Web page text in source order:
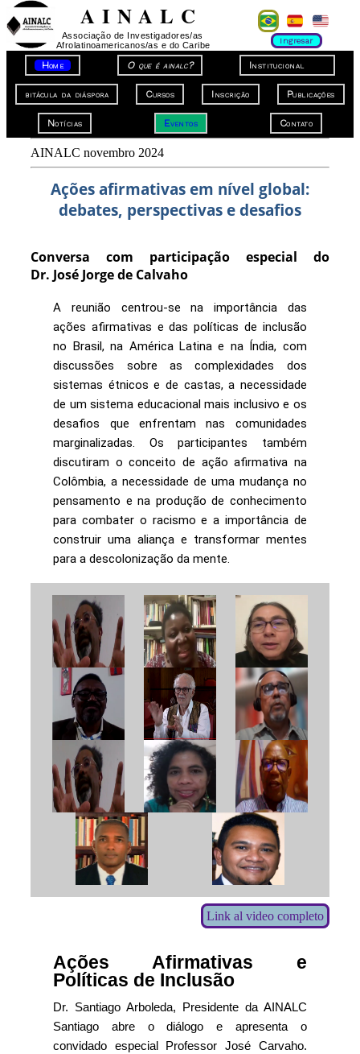
A I N A L C
Associação de Investigadores/as
Afrolatinoamericanos/as e do Caribe
Ingresar
Home O que é ainalc? Institucional
bitácula da diáspora Cursos Inscrição Publicações
Notícias Eventos Contato
AINALC novembro 2024
Ações afirmativas em nível global:
debates, perspectivas e desafios
Conversa com participação especial do
Dr. José Jorge de Calvaho
A reunião centrou-se na importância das
ações afirmativas e das políticas de inclusão
no Brasil, na América Latina e na Índia, com
discussões sobre as complexidades dos
sistemas étnicos e de castas, a necessidade
de um sistema educacional mais inclusivo e os
desafios que enfrentam nas comunidades
marginalizadas. Os participantes também
discutiram o conceito de ação afirmativa na
Colômbia, a necessidade de uma mudança no
pensamento e na produção de conhecimento
para combater o racismo e a importância de
construir uma aliança e transformar mentes
para a descolonização da mente.
Link al video completo
Ações Afirmativas e
Políticas de Inclusão
Dr. Santiago Arboleda, Presidente da AINALC
Santiago abre o diálogo e apresenta o
convidado especial Professor José Carvaho.